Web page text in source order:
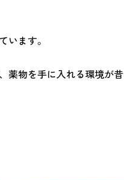
ます。
物を手に入れる環境が